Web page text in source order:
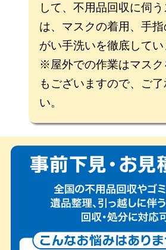
して、不用品回収に伺
は、マスクの着用、手指
がい手洗いを徹底してい
※屋外での作業はマスク
もございますので、ご了
い。